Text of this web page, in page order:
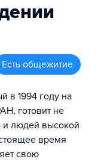
Есть общежитие
в 1994 году на
готовит не
и людей высокой
время
свою